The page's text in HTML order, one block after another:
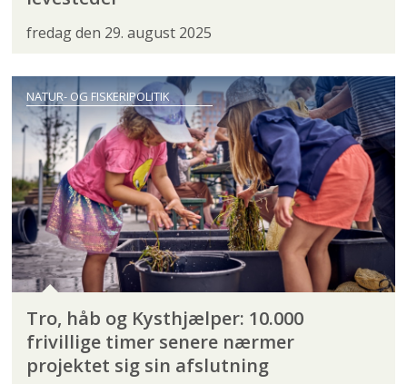
fredag den 29. august 2025
NATUR- OG FISKERIPOLITIK
Tro, håb og Kysthjælper: 10.000
frivillige timer senere nærmer
projektet sig sin afslutning